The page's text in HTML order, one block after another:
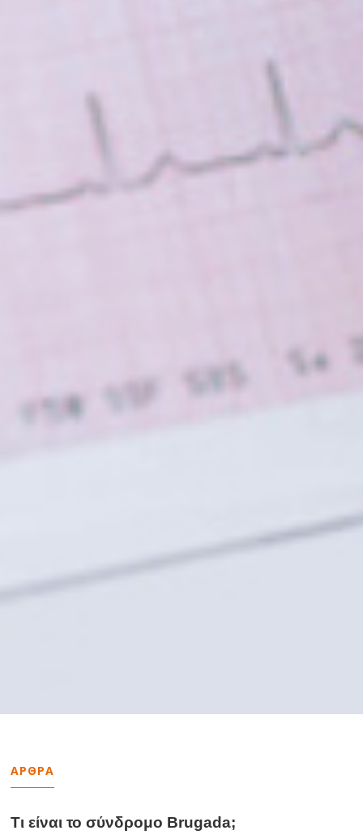
ΑΡΘΡΑ
Τι είναι το σύνδρομο Brugada;